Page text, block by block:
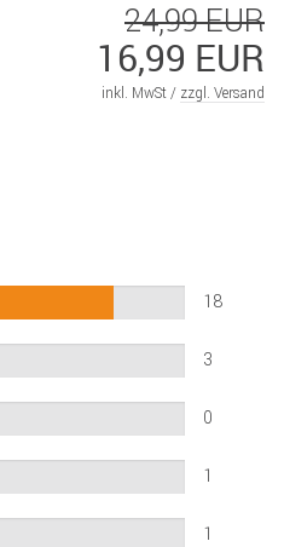
24,99 EUR
16,99 EUR
inkl. MwSt / zzgl. Versand
18
3
0
1
1